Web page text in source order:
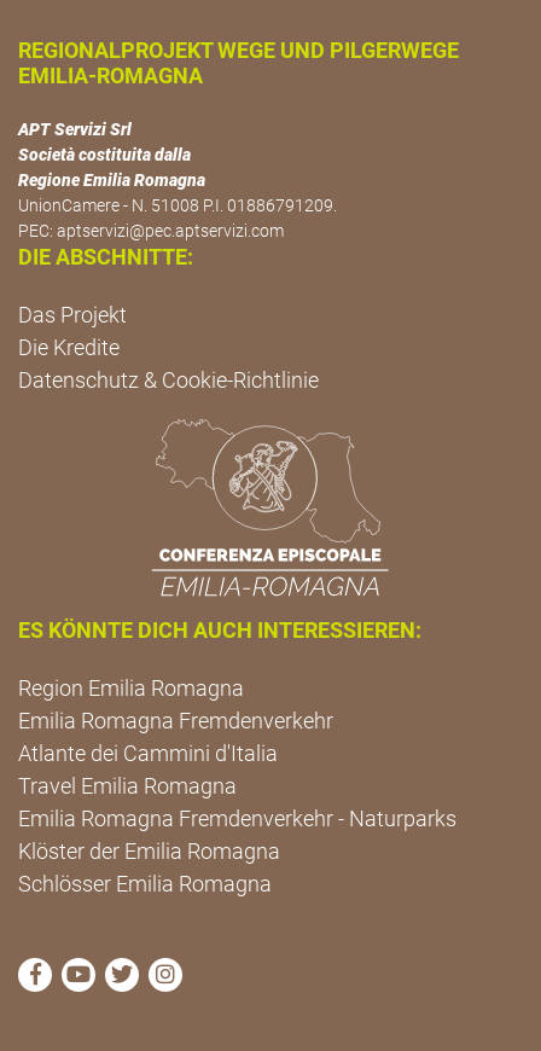
REGIONALPROJEKT WEGE UND PILGERWEGE
EMILIA-ROMAGNA
APT Servizi Srl
Società costituita dalla
Regione Emilia Romagna
UnionCamere - N. 51008 P.I. 01886791209.
PEC: aptservizi@pec.aptservizi.com
DIE ABSCHNITTE:
Das Projekt
Die Kredite
Datenschutz & Cookie-Richtlinie
ES KÖNNTE DICH AUCH INTERESSIEREN:
Region Emilia Romagna
Emilia Romagna Fremdenverkehr
Atlante dei Cammini d'Italia
Travel Emilia Romagna
Emilia Romagna Fremdenverkehr - Naturparks
Klöster der Emilia Romagna
Schlösser Emilia Romagna
die Seite Facebook von Cammini Emilia-Romagna
die Seite YouTube von Cammini Emilia-
die Seite Twitter von Cammini Emilia-
die Seite Instagram von Cammini